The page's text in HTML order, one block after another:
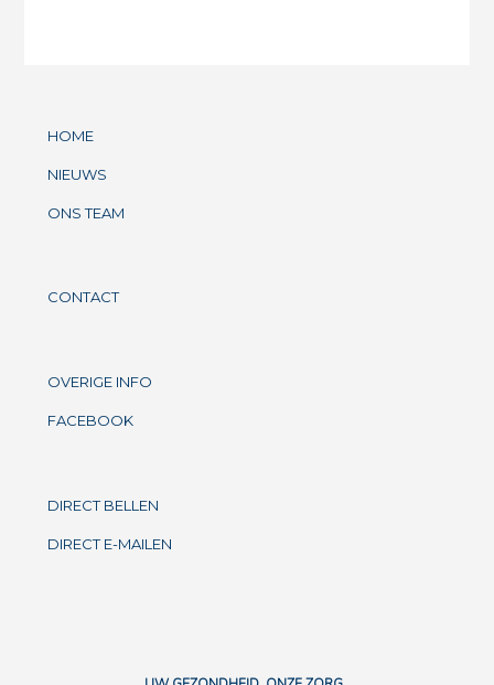
HOME
NIEUWS
ONS TEAM
CONTACT
OVERIGE INFO
FACEBOOK
DIRECT BELLEN
DIRECT E-MAILEN